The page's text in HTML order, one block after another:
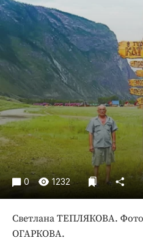
Криминал
Культура
Недвижимость и
Образование
Общество
Погода
Праздники
Происшествия
Спорт
Экономика и бизнес
ПРОЕКТЫ
Блоги
Издания
0 1232
Светлана ТЕПЛЯКОВА. Фото
ОГАРКОВА.